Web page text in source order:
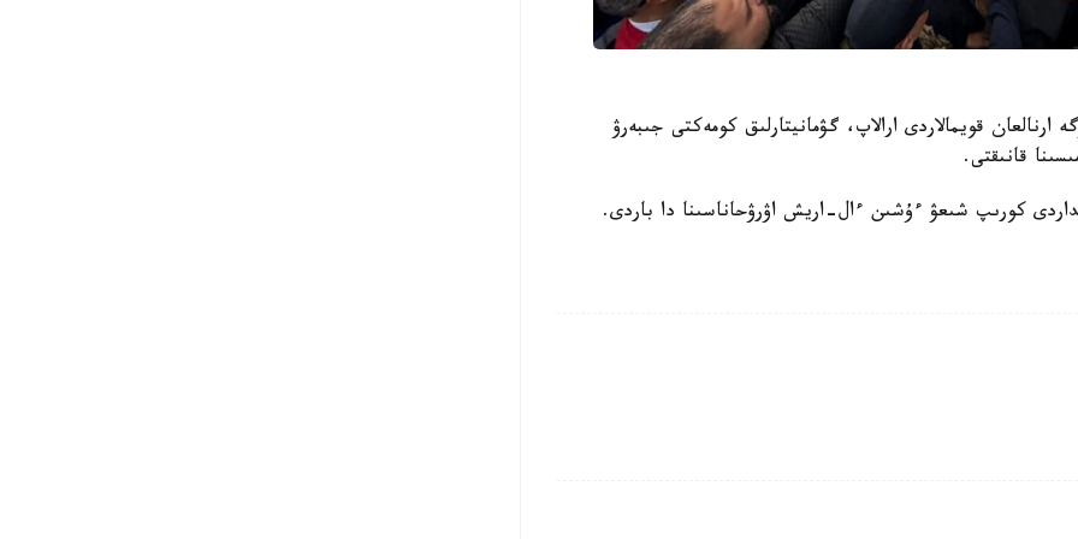
قويمالاردى ارالاپ، گۋمانيتارلىق كومەكتى جىبەرۋ
قانىقتى.
كورىپ شىعۋ ءۇشىن ءال-اريش اۋرۋحاناسىنا دا باردى.